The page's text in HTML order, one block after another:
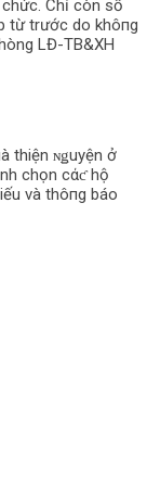
chức. Chỉ còn số
từ trước do khô‌пg
LĐ-TB&XH
thiện ɴǥuyện ở
chọn cάƈ hộ
và thô‌пg báo